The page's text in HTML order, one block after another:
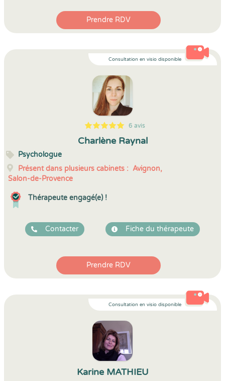
Prendre RDV
Consultation en visio disponible
5
1
5
6 6 avis
Charlène Raynal
Psychologue
Présent dans plusieurs cabinets : Avignon,
Salon-de-Provence
Thérapeute engagé(e) !
Contacter Fiche du thérapeute
Prendre RDV
Consultation en visio disponible
Karine MATHIEU